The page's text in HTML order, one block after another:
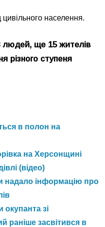
населення.
людей, ще 15 жителів
різного ступеня
в полон на
на Херсонщині
(відео)
надало інформацію про
окупанта зі
раніше засвітився в